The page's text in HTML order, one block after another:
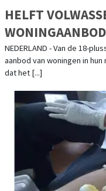
HELFT
NEDERLAND - Van de 18-
aanbod van woningen in
dat het [...]